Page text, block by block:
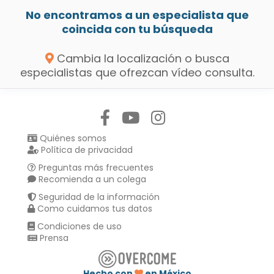
No encontramos a un especialista que
coincida con tu búsqueda
Cambia la localización o busca
especialistas que ofrezcan vídeo consulta.
Quiénes somos
Política de privacidad
Preguntas más frecuentes
Recomienda a un colega
Seguridad de la información
Como cuidamos tus datos
Condiciones de uso
Prensa